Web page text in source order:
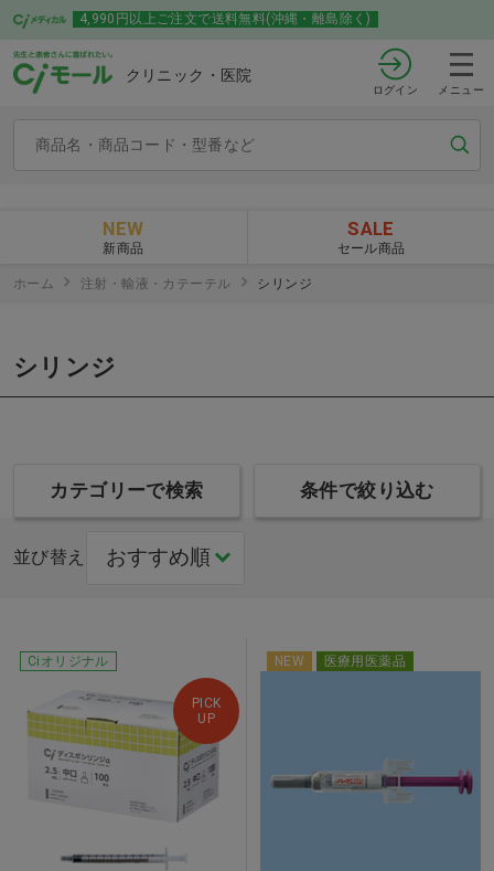
4,990円以上ご注文で送料無料(沖縄・離島除く)
クリニック・医院
ログイン メニュー
NEW
新商品
SALE
セール商品
ホーム 注射・輸液・カテーテル シリンジ
シリンジ
カテゴリーで検索 条件で絞り込む
並び替え
PICK
UP
Ciオリジナル NEW 医療用医薬品